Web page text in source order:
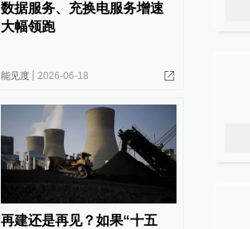
数据服务、充换电服务增速
大幅领跑
能见度 2026-06-18
再建还是再见？如果“十五